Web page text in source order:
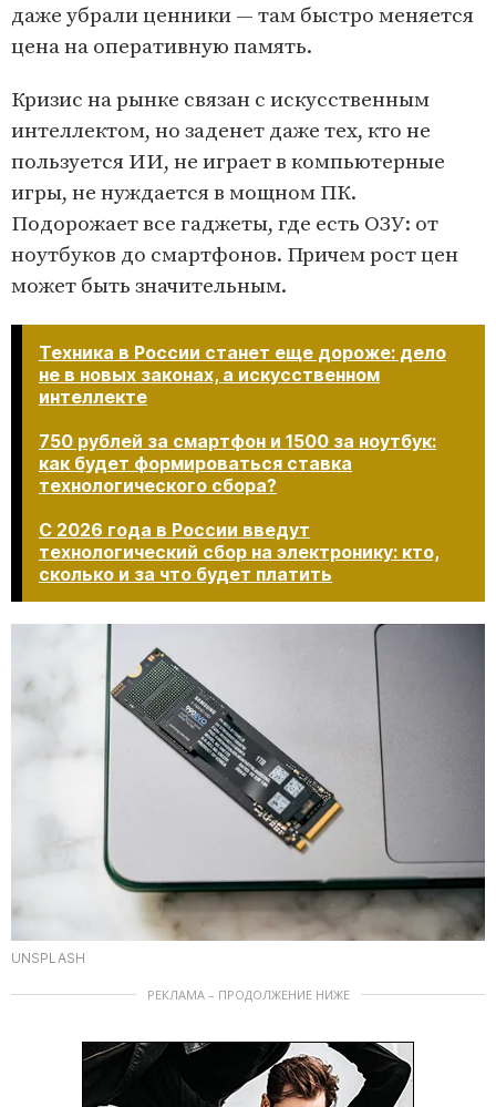
даже убрали ценники — там быстро меняется
цена на оперативную память.
Кризис на рынке связан с искусственным
интеллектом, но заденет даже тех, кто не
пользуется ИИ, не играет в компьютерные
игры, не нуждается в мощном ПК.
Подорожает все гаджеты, где есть ОЗУ: от
ноутбуков до смартфонов. Причем рост цен
может быть значительным.
Техника в России станет еще дороже: дело
не в новых законах, а искусственном
интеллекте
750 рублей за смартфон и 1500 за ноутбук:
как будет формироваться ставка
технологического сбора?
С 2026 года в России введут
технологический сбор на электронику: кто,
сколько и за что будет платить​​​​​​​
UNSPLASH
РЕКЛАМА – ПРОДОЛЖЕНИЕ НИЖЕ